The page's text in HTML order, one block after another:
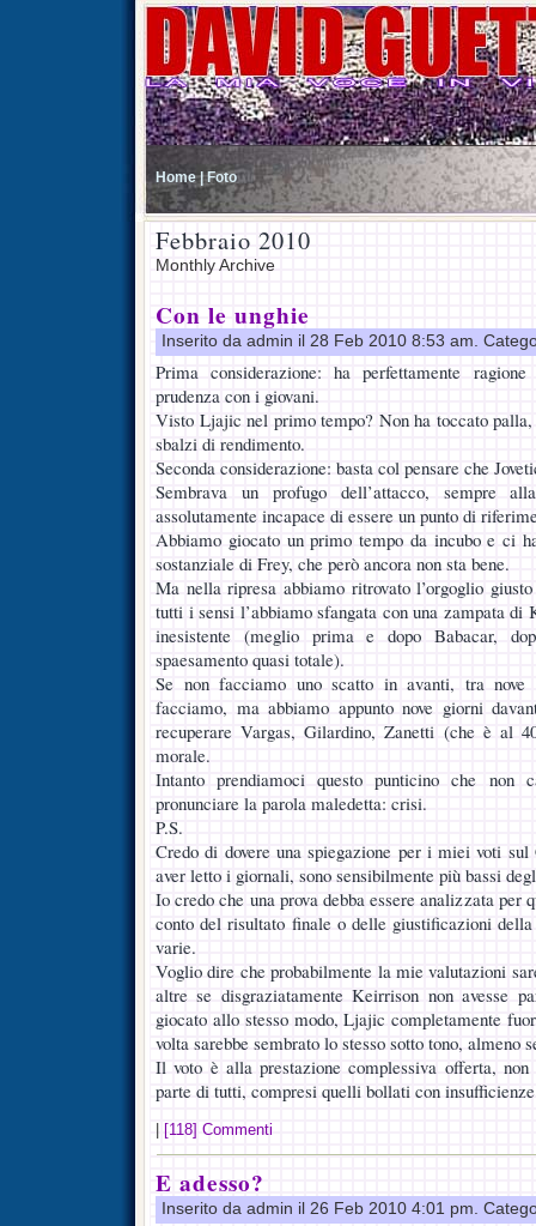
Home | Foto
Febbraio 2010
Monthly Archive
Con le unghie
Inserito da admin il 28 Feb 2010 8:53 am.
Prima considerazione: ha perfettamente
prudenza con i giovani.
Visto Ljajic nel primo tempo? Non ha toccato
sbalzi di rendimento.
Seconda considerazione: basta col pensare che
Sembrava un profugo dell’attacco, sempre
assolutamente incapace di essere un punto di
Abbiamo giocato un primo tempo da incubo e ci
sostanziale di Frey, che però ancora non sta bene.
Ma nella ripresa abbiamo ritrovato l’orgoglio
tutti i sensi l’abbiamo sfangata con una zampata
inesistente (meglio prima e dopo Babacar,
spaesamento quasi totale).
Se non facciamo uno scatto in avanti, tra
facciamo, ma abbiamo appunto nove giorni
recuperare Vargas, Gilardino, Zanetti (che è al
morale.
Intanto prendiamoci questo punticino che non
pronunciare la parola maledetta: crisi.
P.S.
Credo di dovere una spiegazione per i miei voti
aver letto i giornali, sono sensibilmente più bassi
Io credo che una prova debba essere analizzata per
conto del risultato finale o delle giustificazioni
varie.
Voglio dire che probabilmente la mie valutazioni
altre se disgraziatamente Keirrison non avesse
giocato allo stesso modo, Ljajic completamente
volta sarebbe sembrato lo stesso sotto tono, almeno
Il voto è alla prestazione complessiva offerta, non
parte di tutti, compresi quelli bollati con
[118] Commenti
E adesso?
Inserito da admin il 26 Feb 2010 4:01 pm.